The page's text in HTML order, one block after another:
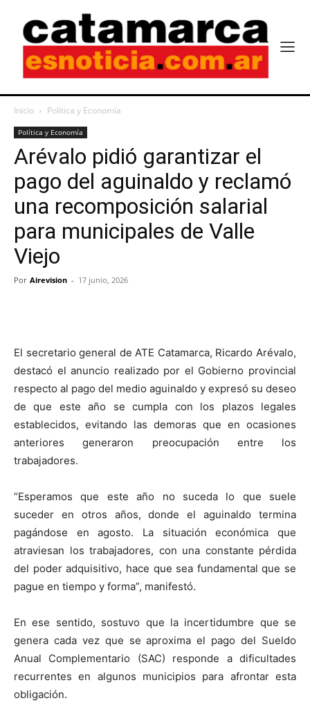
Inicio Política y Economía
Política y Economía
Arévalo pidió garantizar el
pago del aguinaldo y reclamó
una recomposición salarial
para municipales de Valle
Viejo
Por Airevision - 17 junio, 2026
El secretario general de ATE Catamarca, Ricardo Arévalo,
destacó el anuncio realizado por el Gobierno provincial
respecto al pago del medio aguinaldo y expresó su deseo
de que este año se cumpla con los plazos legales
establecidos, evitando las demoras que en ocasiones
anteriores generaron preocupación entre los
trabajadores.
“Esperamos que este año no suceda lo que suele
suceder en otros años, donde el aguinaldo termina
pagándose en agosto. La situación económica que
atraviesan los trabajadores, con una constante pérdida
del poder adquisitivo, hace que sea fundamental que se
pague en tiempo y forma”, manifestó.
En ese sentido, sostuvo que la incertidumbre que se
genera cada vez que se aproxima el pago del Sueldo
Anual Complementario (SAC) responde a dificultades
recurrentes en algunos municipios para afrontar esta
obligación.